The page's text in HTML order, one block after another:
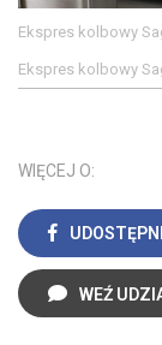
Ekspres kolbowy
Ekspres kolbowy
WIĘCEJ O:
WEŹ